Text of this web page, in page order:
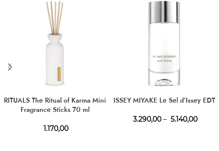
RITUALS The Ritual of Karma Mini
Fragrance Sticks 70 ml
1.170,00
ISSEY MIYAKE Le Sel d’Issey EDT
3.290,00 – 5.140,00